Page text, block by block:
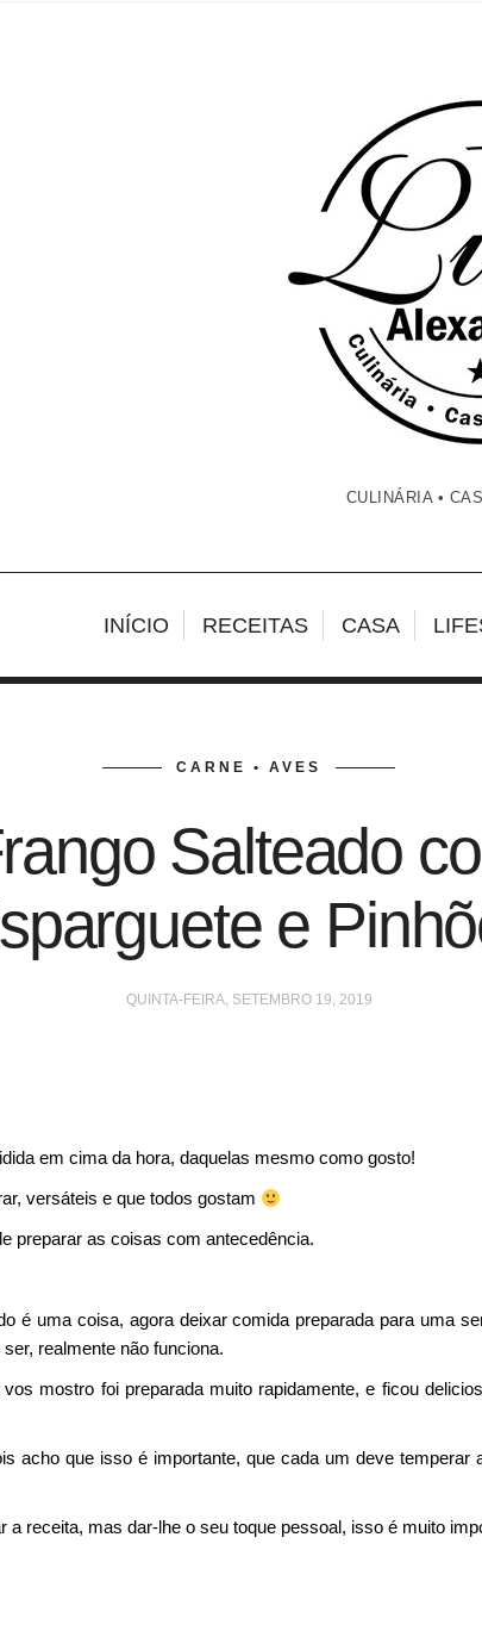
CULINÁRIA •
INÍCIO RECEITAS CASA
CARNE • AVES
Salteado
e
QUINTA-FEIRA, SETEMBRO 19, 2019
em cima da hora, daquelas mesmo como gosto!
versáteis e que todos gostam
preparar as coisas com antecedência.
é uma coisa, agora deixar comida preparada para uma
realmente não funciona.
mostro foi preparada muito rapidamente, e ficou
acho que isso é importante, que cada um deve temperar
a receita, mas dar-lhe o seu toque pessoal, isso é muito